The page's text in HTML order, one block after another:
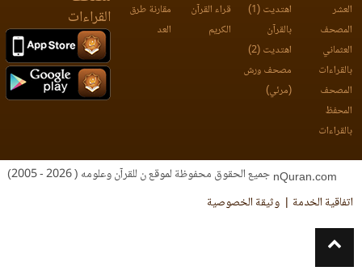
العشر
المصحف
العثماني
بالقراءات
المصحف
المحفظ
بالقراءات
اهتديت (1)
بالقرآن
اهتديت (2)
مصحف ورش
(مرئي)
قراء القرآن
الكريم
مقارنة طرق
العد
القراءات
جميع الحقوق محفوظة لموقع ن للقرآن وعلومه ( 2026 - 2005)
اتفاقية الخدمة
وثيقة الخصوصية